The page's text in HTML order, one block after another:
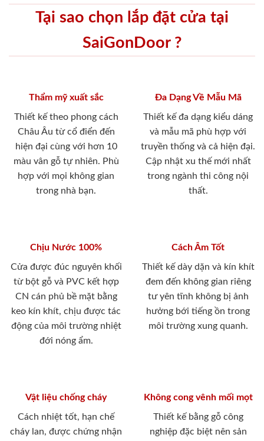
Tại sao chọn lắp đặt cửa tại
SaiGonDoor ?
Thẩm mỹ xuất sắc
Thiết kế theo phong cách
Châu Âu từ cổ điển đến
hiện đại cùng với hơn 10
màu vân gỗ tự nhiên. Phù
hợp với mọi không gian
trong nhà bạn.
Đa Dạng Về Mẫu Mã
Thiết kế đa dạng kiểu dáng
và mẫu mã phù hợp với
truyền thống và cả hiện đại.
Cập nhật xu thế mới nhất
trong ngành thi công nội
thất.
Chịu Nước 100%
Cửa được đúc nguyên khối
từ bột gỗ và PVC kết hợp
CN cán phủ bề mặt bằng
keo kín khít, chịu được tác
động của môi trường nhiệt
đới nóng ẩm.
Cách Âm Tốt
Thiết kế dày dặn và kín khít
đem đến không gian riêng
tư yên tĩnh không bị ảnh
hưởng bới tiếng ồn trong
môi trường xung quanh.
Vật liệu chống cháy
Cách nhiệt tốt, hạn chế
cháy lan, được chứng nhận
Không cong vênh mối mọt
Thiết kế bằng gỗ công
nghiệp đặc biệt nên sản